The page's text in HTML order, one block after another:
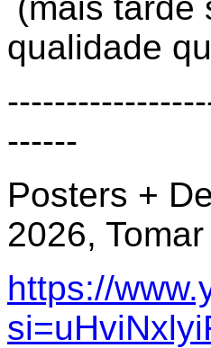
qualidade
------
Posters +
2026, Tomar
https://